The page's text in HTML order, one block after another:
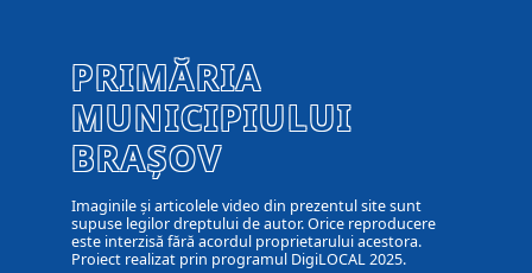
PRIMĂRIA
MUNICIPIULUI
BRAȘOV
Imaginile și articolele video din prezentul site sunt
supuse legilor dreptului de autor. Orice reproducere
este interzisă fără acordul proprietarului acestora.
Proiect realizat prin programul DigiLOCAL 2025.